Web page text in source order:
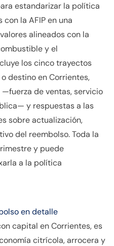
estandarizar la política
la AFIP en una
alineados con la
y el
los cinco trayectos
destino en Corrientes,
de ventas, servicio
y respuestas a las
sobre actualización,
del reembolso. Toda la
y puede
a la política
en detalle
capital en Corrientes, es
citrícola, arrocera y